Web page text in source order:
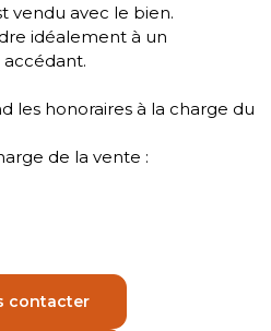
vendu avec le bien.
idéalement à un
les honoraires à la charge du
de la vente :
contacter